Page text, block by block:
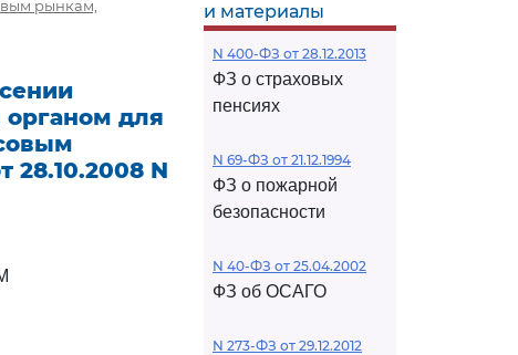
рынкам,
для
N
и материалы
N 400-ФЗ от 28.12.2013
ФЗ о страховых
пенсиях
N 69-ФЗ от 21.12.1994
ФЗ о пожарной
безопасности
N 40-ФЗ от 25.04.2002
ФЗ об ОСАГО
N 273-ФЗ от 29.12.2012